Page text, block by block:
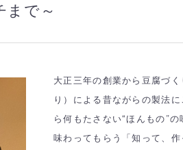
まで～
大正三年の創業から豆腐づ
り）による昔ながらの製法
ら何もたさない“ほんもの”
味わってもらう「知って、